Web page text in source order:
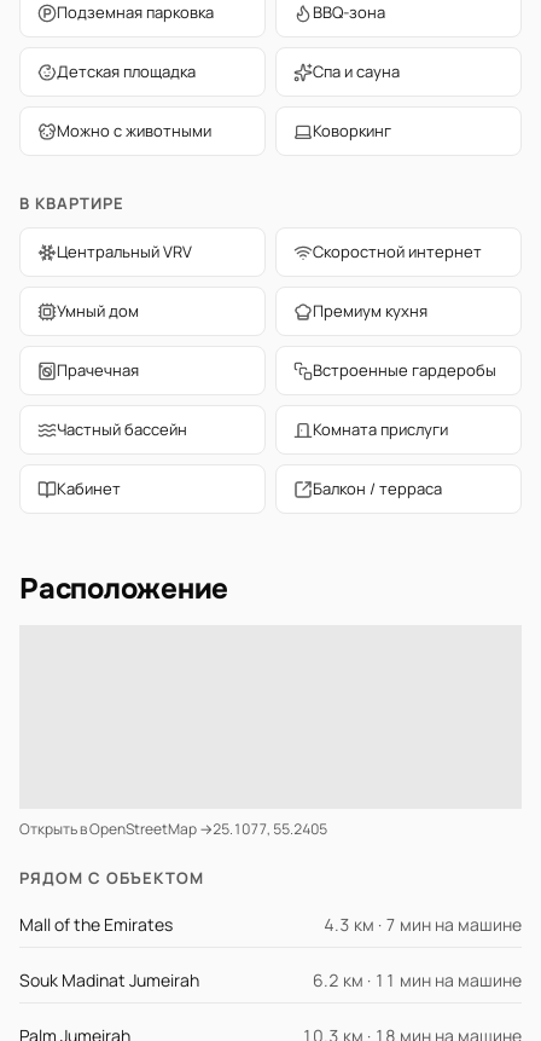
Подземная парковка BBQ-зона
Детская площадка Спа и сауна
Можно с животными Коворкинг
В КВАРТИРЕ
Центральный VRV Скоростной интернет
Умный дом Премиум кухня
Прачечная Встроенные гардеробы
Частный бассейн Комната прислуги
Кабинет Балкон / терраса
Расположение
Открыть в OpenStreetMap →25.1077, 55.2405
РЯДОМ С ОБЪЕКТОМ
Mall of the Emirates 4.3 км · 7 мин на машине
Souk Madinat Jumeirah 6.2 км · 11 мин на машине
Palm Jumeirah 10.3 км · 18 мин на машине